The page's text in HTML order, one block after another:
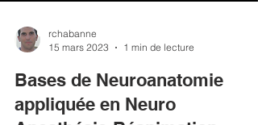
15 mars 2023
1 min de lecture
Bases de Neuroanatomie